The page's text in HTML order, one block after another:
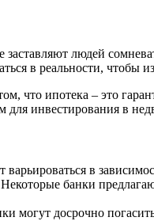
людей
в реальности, чтобы
что ипотека – это
инвестирования в
варьироваться в
Некоторые банки
могут досрочно